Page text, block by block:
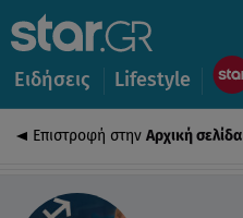
Ειδήσεις Lifestyle
Επιστροφή στην Αρχική σελίδα